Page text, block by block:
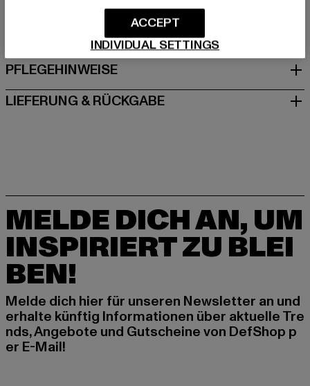
GRÖSSE & PASSFORM
PFLEGEHINWEISE
LIEFERUNG & RÜCKGABE
MELDE DICH AN, UM
INSPIRIERT ZU BLEI
BEN!
Melde dich hier für unseren Newsletter an und
erhalte künftig Informationen über aktuelle Tre
nds, Angebote und Gutscheine von DefShop p
er E-Mail!
INDIVIDUAL SETTINGS
ACCEPT